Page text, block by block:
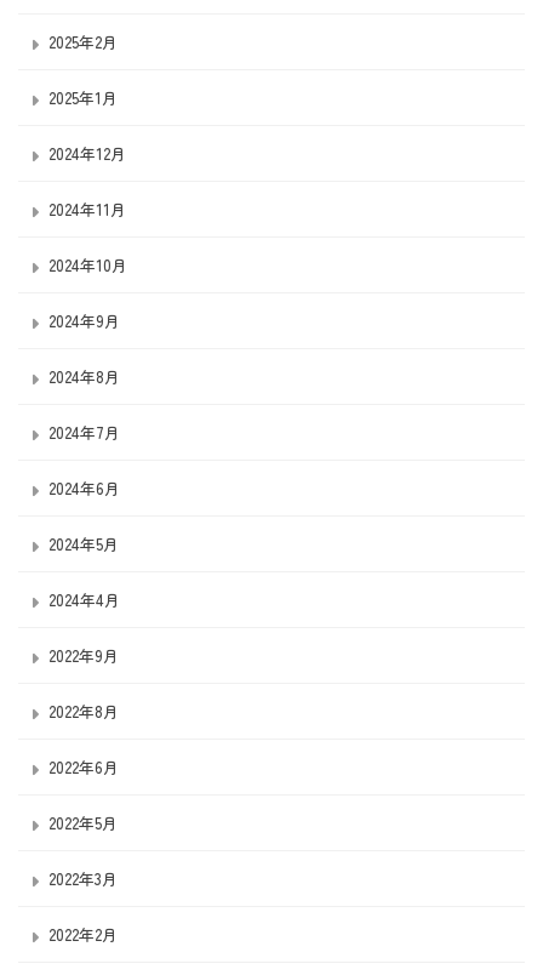
2025年2月
2025年1月
2024年12月
2024年11月
2024年10月
2024年9月
2024年8月
2024年7月
2024年6月
2024年5月
2024年4月
2022年9月
2022年8月
2022年6月
2022年5月
2022年3月
2022年2月